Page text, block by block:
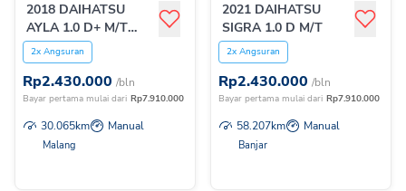
2018 DAIHATSU
AYLA 1.0 D+ M/T
NEW
2x Angsuran
Rp2.430.000 /bln
Bayar pertama mulai dari Rp7.910.000
30.065km Manual
Malang
2021 DAIHATSU
SIGRA 1.0 D M/T
2x Angsuran
Rp2.430.000 /bln
Bayar pertama mulai dari Rp7.910.000
58.207km Manual
Banjar